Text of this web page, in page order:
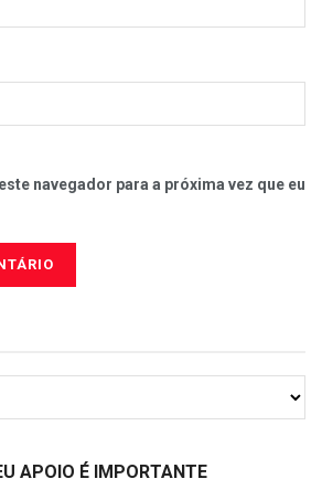
navegador para a próxima vez que eu
APOIO É IMPORTANTE